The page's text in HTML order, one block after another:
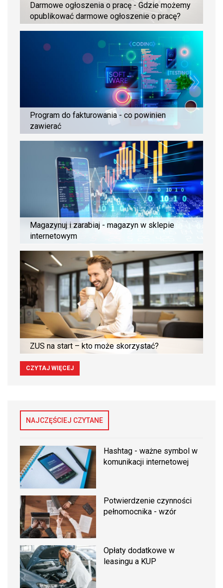
Darmowe ogłoszenia o pracę - Gdzie możemy
opublikować darmowe ogłoszenie o pracę?
Program do fakturowania - co powinien
zawierać
Magazynuj i zarabiaj - magazyn w sklepie
internetowym
ZUS na start – kto może skorzystać?
CZYTAJ WIĘCEJ
NAJCZĘŚCIEJ CZYTANE
Hashtag - ważne symbol w
komunikacji internetowej
Potwierdzenie czynności
pełnomocnika - wzór
Opłaty dodatkowe w
leasingu a KUP